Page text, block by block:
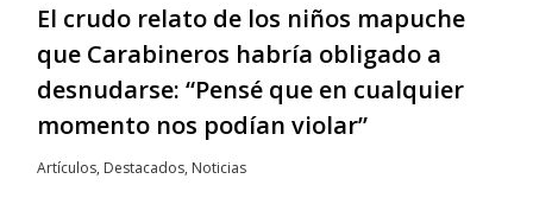
El crudo relato de los niños mapuche
que Carabineros habría obligado a
desnudarse: “Pensé que en cualquier
momento nos podían violar”
Artículos, Destacados, Noticias